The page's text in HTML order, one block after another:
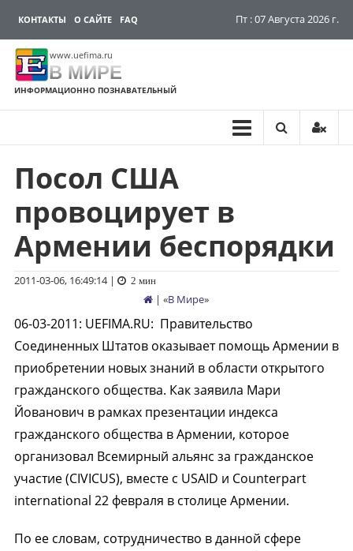
КОНТАКТЫ О САЙТЕ FAQ Пт : 07 Августа 2026 г.
www.uefima.ru
В МИРЕ
ИНФОРМАЦИОННО ПОЗНАВАТЕЛЬНЫЙ
Перейти
содержимому
Посол США
провоцирует в
Армении беспорядки
2011-03-06, 16:49:14| 2 мин
| «В Мире»
06-03-2011: UEFIMA.RU: Правительство
Соединенных Штатов оказывает помощь Армении в
приобретении новых знаний в области открытого
гражданского общества. Как заявила Мари
Йованович в рамках презентации индекса
гражданского общества в Армении, которое
организовал Всемирный альянс за гражданское
участие (CIVICUS), вместе с USAID и Counterpart
international 22 февраля в столице Армении.
По ее словам, сотрудничество в данной сфере